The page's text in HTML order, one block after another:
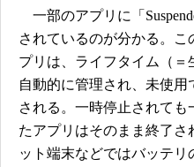
一部のアプリに「
されているのが分かる。こ
プリは、ライフタイム（＝
自動的に管理され、未使
される。一時停止されて
たアプリはそのまま終了さ
ット端末などではバッテ